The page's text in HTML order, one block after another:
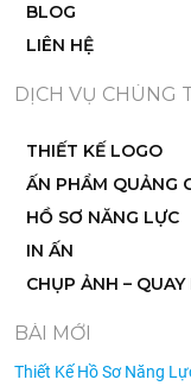
BLOG
LIÊN HỆ
DỊCH VỤ CHÚNG
THIẾT KẾ LOGO
ẤN PHẨM QUẢNG
HỒ SƠ NĂNG LỰC
IN ẤN
CHỤP ẢNH – QUAY
BÀI MỚI
Thiết Kế Hồ Sơ Năng